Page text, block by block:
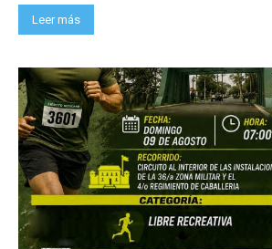
Leer más